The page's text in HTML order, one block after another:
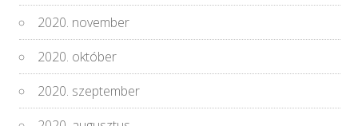
2020. november
2020. október
2020. szeptember